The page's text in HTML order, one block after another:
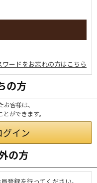
ワードをお忘れの方はこちら
の方
客様は、
ができます。
の方